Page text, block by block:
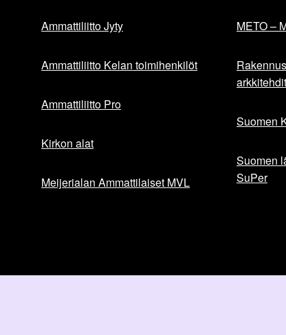
Ammattiliitto Jyty
Ammattiliitto Kelan toimihenkilöt
Ammattiliitto Pro
Kirkon alat
Meijerialan Ammattilaiset MVL
METO –
Suomen
Suomen
SuPer